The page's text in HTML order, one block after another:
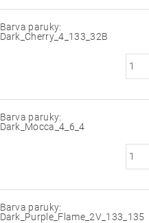
Barva paruky:
Dark_Cherry_4_133_32B
Barva paruky:
Dark_Mocca_4_6_4
Barva paruky:
Dark_Purple_Flame_2V_133_135